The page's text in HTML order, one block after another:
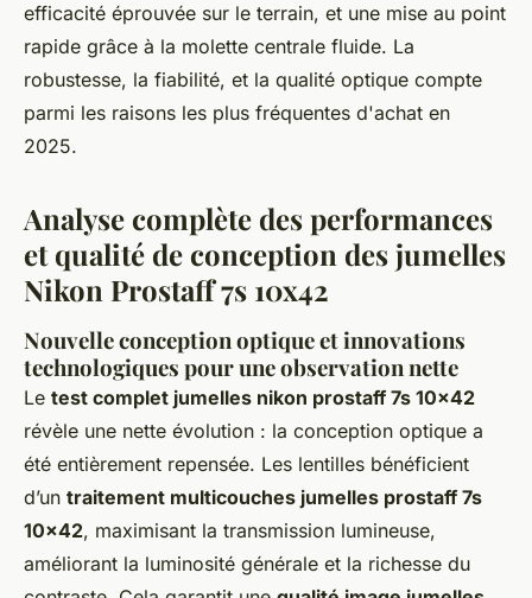
efficacité éprouvée sur le terrain, et une mise au point
rapide grâce à la molette centrale fluide. La
robustesse, la fiabilité, et la qualité optique compte
parmi les raisons les plus fréquentes d'achat en
2025.
Analyse complète des performances
et qualité de conception des jumelles
Nikon Prostaff 7s 10x42
Nouvelle conception optique et innovations
technologiques pour une observation nette
Le test complet jumelles nikon prostaff 7s 10x42
révèle une nette évolution : la conception optique a
été entièrement repensée. Les lentilles bénéficient
d’un traitement multicouches jumelles prostaff 7s
10x42, maximisant la transmission lumineuse,
améliorant la luminosité générale et la richesse du